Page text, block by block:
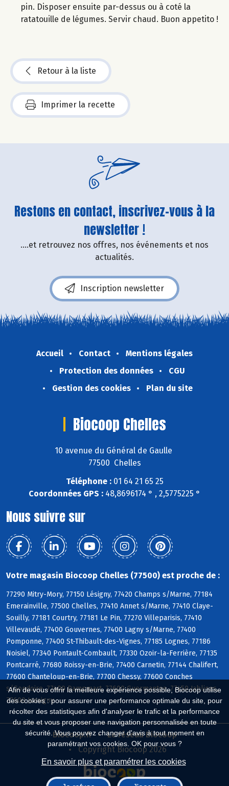
Afin de vous offrir la meilleure expérience possible, Biocoop utilise
des cookies : pour assurer une performance optimale du site, pour
récolter des statistiques afin d'analyser le trafic et la performance
du site et vous proposer une navigation personnalisée en toute
sécurité. Vous pouvez changer d'avis à tout moment en
paramétrant vos cookies. OK pour vous ?
En savoir plus et paramétrer les cookies
pin. Disposer ensuite par-dessus ou à coté la
ratatouille de légumes. Servir chaud. Buon appetito !
Retour à la liste
Imprimer la recette
Restons en contact, inscrivez-vous à la
newsletter !
....et retrouvez nos offres, nos événements et nos
actualités.
Inscription newsletter
Accueil Contact
Mentions légales
Protection des données
CGU
Gestion des cookies
Plan du site
Biocoop Chelles
10 avenue du Général de Gaulle
77500 Chelles
Téléphone :01 64 21 65 25
Coordonnées GPS : 48,8696174 ° , 2,5775225 °
Nous suivre sur
Votre magasin Biocoop Chelles (77500) est proche de :
77290 Mitry-Mory, 77150 Lésigny, 77420 Champs s/Marne, 77184
Emerainville, 77500 Chelles, 77410 Annet s/Marne, 77410 Claye-
Souilly, 77181 Courtry, 77181 Le Pin, 77270 Villeparisis, 77410
Villevaudé, 77400 Gouvernes, 77400 Lagny s/Marne, 77400
Pomponne, 77400 St-Thibault-des-Vignes, 77185 Lognes, 77186
Noisiel, 77340 Pontault-Combault, 77330 Ozoir-la-Ferrière, 77135
Pontcarré, 77680 Roissy-en-Brie, 77400 Carnetin, 77144 Chalifert,
77600 Chanteloup-en-Brie, 77700 Chessy, 77600 Conches
s/Gondoire, 77400 Dampmart, 77600 Guermantes, 77450 Jablines,
77600 Jossigny
Biocoop.fr
Le réseau Biocoop
Copyright Biocoop 2026